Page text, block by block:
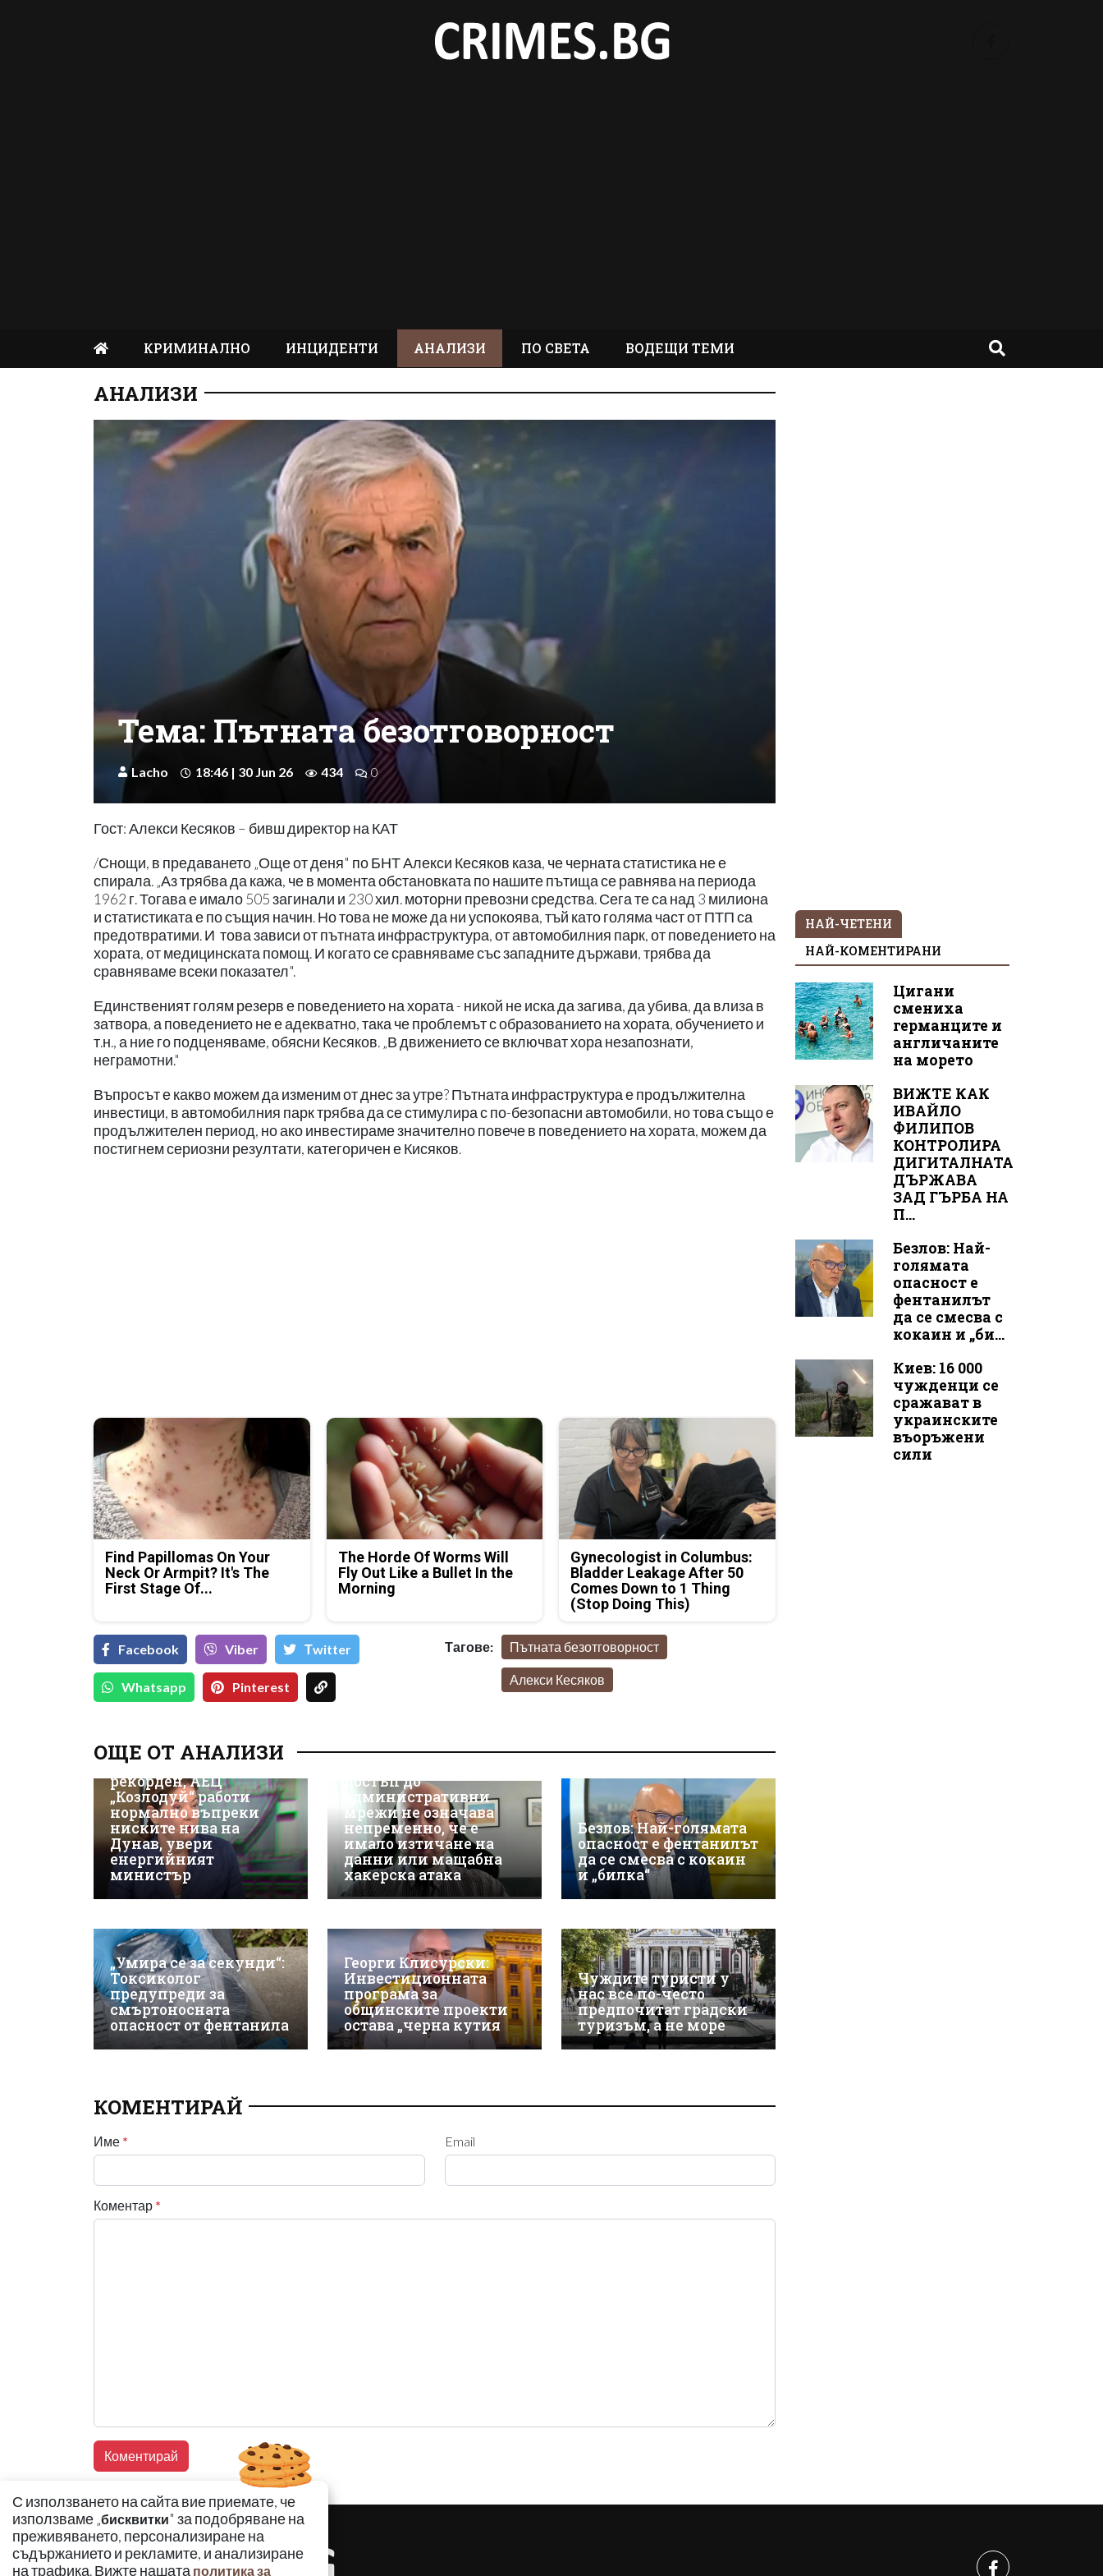
КРИМИНАЛНО ИНЦИДЕНТИ АНАЛИЗИ ПО СВЕТА ВОДЕЩИ ТЕМИ
АНАЛИЗИ
Тема: Пътната безотговорност
Lacho 18:46 | 30 Jun 26 434 0
Гост: Алекси Кесяков – бивш директор на КАТ
/Снощи, в предаването „Още от деня" по БНТ Алекси Кесяков каза, че черната статистика не е
спирала. „Аз трябва да кажа, че в момента обстановката по нашите пътища се равнява на периода
1962 г. Тогава е имало 505 загинали и 230 хил. моторни превозни средства. Сега те са над 3 милиона
и статистиката е по същия начин. Но това не може да ни успокоява, тъй като голяма част от ПТП са
предотвратими. И това зависи от пътната инфраструктура, от автомобилния парк, от поведението на
хората, от медицинската помощ. И когато се сравняваме със западните държави, трябва да
сравняваме всеки показател".
Единственият голям резерв е поведението на хората - никой не иска да загива, да убива, да влиза в
затвора, а поведението не е адекватно, така че проблемът с образованието на хората, обучението и
т.н., а ние го подценяваме, обясни Кесяков. „В движението се включват хора незапознати,
неграмотни."
Въпросът е какво можем да изменим от днес за утре? Пътната инфраструктура е продължителна
инвестици, в автомобилния парк трябва да се стимулира с по-безопасни автомобили, но това също е
продължителен период, но ако инвестираме значително повече в поведението на хората, можем да
постигнем сериозни резултати, категоричен е Кисяков.
Find Papillomas On Your
Neck Or Armpit? It's The
First Stage Of...
The Horde Of Worms Will
Fly Out Like a Bullet In the
Morning
Gynecologist in Columbus:
Bladder Leakage After 50
Comes Down to 1 Thing
(Stop Doing This)
Facebook Viber Тwitter
Whatsapp Pinterest
Тагове: Пътната безотговорност
Алекси Кесяков
ОЩЕ ОТ АНАЛИЗИ
Износът на ток е
рекорден, АЕЦ
„Козлодуй“ работи
нормално въпреки
ниските нива на
Дунав, увери
енергийният
министър
киберсигурност:
достъп до
административни
мрежи не означава
непременно, че е
имало изтичане на
данни или мащабна
хакерска атака
Безлов: Най-голямата
опасност е фентанилът
да се смесва с кокаин
и „билка“
„Умира се за секунди“:
Токсиколог
предупреди за
смъртоносната
опасност от фентанила
Георги Клисурски:
Инвестиционната
програма за
общинските проекти
остава „черна кутия
Чуждите туристи у
нас все по-често
предпочитат градски
туризъм, а не море
КОМЕНТИРАЙ
Име * Email
Коментар *
НАЙ-ЧЕТЕНИ
НАЙ-КОМЕНТИРАНИ
Цигани
смениха
германците и
англичаните
на морето
ВИЖТЕ КАК
ИВАЙЛО
ФИЛИПОВ
КОНТРОЛИРА
ДИГИТАЛНАТА
ДЪРЖАВА
ЗАД ГЪРБА НА
П...
Безлов: Най-
голямата
опасност е
фентанилът
да се смесва с
кокаин и „би...
Киев: 16 000
чужденци се
сражават в
украинските
въоръжени
сили
С използването на сайта вие приемате, че
използваме „бисквитки" за подобряване на
преживяването, персонализиране на
съдържанието и рекламите, и анализиране
на трафика. Вижте нашата политика за